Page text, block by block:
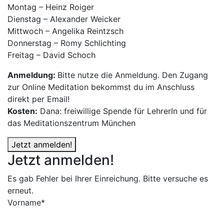
Montag – Heinz Roiger
Dienstag – Alexander Weicker
Mittwoch – Angelika Reintzsch
Donnerstag – Romy Schlichting
Freitag – David Schoch
Anmeldung: Bitte nutze die Anmeldung. Den Zugang
zur Online Meditation bekommst du im Anschluss
direkt per Email!
Kosten: Dana: freiwillige Spende für LehrerIn und für
das Meditationszentrum München
Jetzt anmelden!
Jetzt anmelden!
Es gab Fehler bei Ihrer Einreichung. Bitte versuche es
erneut.
Vorname*